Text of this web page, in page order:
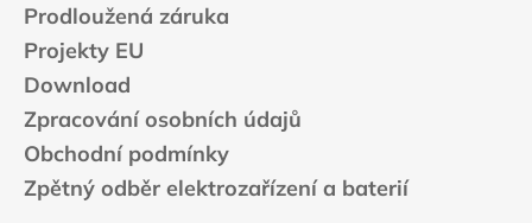
Prodloužená záruka
Projekty EU
Download
Zpracování osobních údajů
Obchodní podmínky
Zpětný odběr elektrozařízení a baterií